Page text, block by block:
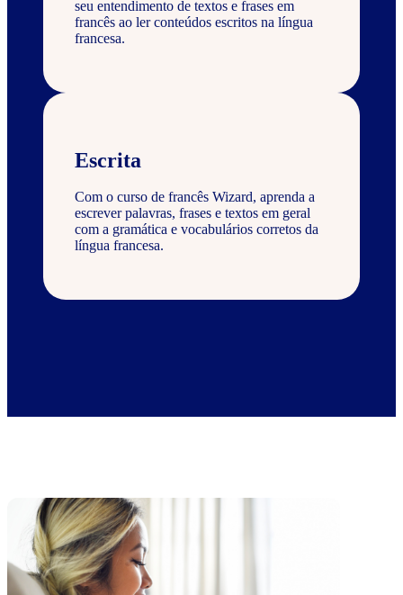
seu entendimento de textos e frases em
francês ao ler conteúdos escritos na língua
francesa.
Escrita
Com o curso de francês Wizard, aprenda a
escrever palavras, frases e textos em geral
com a gramática e vocabulários corretos da
língua francesa.